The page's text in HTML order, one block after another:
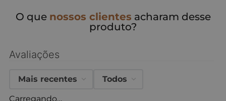
O que nossos clientes acharam desse
produto?
Avaliações
Carregando…
Mais recentes Todos